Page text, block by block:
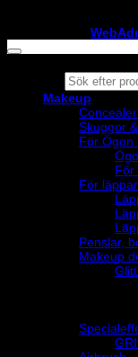
Products
search
Makeup
Skuggor
För Ögon
För
För läppar
Penslar,
Makeup